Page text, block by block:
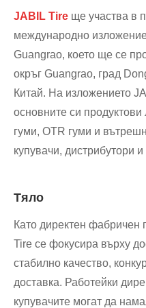
JABIL Tire ще участва в
международно
Guangrao, което ще се
окръг Guangrao, град
Китай. На изложението
основните си
гуми, OTR гуми и
купувачи, дистрибутори
Тяло
Като директен фабричен
Tire се фокусира върху
стабилно качество,
доставка. Работейки
купувачите могат да